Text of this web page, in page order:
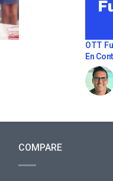
OTT
En
COMPARE